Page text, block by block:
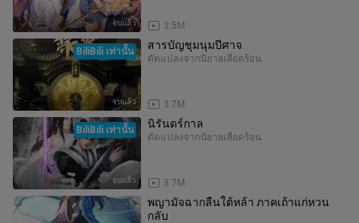
จบแล้ว 3.5M
จบแล้ว
BiliBili เท่านั้น สารบัญชุมนุมปีศาจ
ดัดแปลงจากนิยายเลือดร้อน
3.7M
จบแล้ว
BiliBili เท่านั้น นิรันดร์กาล
ดัดแปลงจากนิยายเลือดร้อน
3.7M
พญามัจฉากลืนใต้หล้า ภาคเถ้าแก่หวน
กลับ